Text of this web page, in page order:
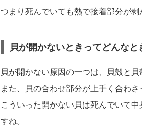
つまり死んでいても熱で接着部分が
貝が開かないときってどんなと
貝が開かない原因の一つは、貝殻と
また、貝の合わせ部分が上手く合わ
こういった開かない貝は死んでいて
すね。